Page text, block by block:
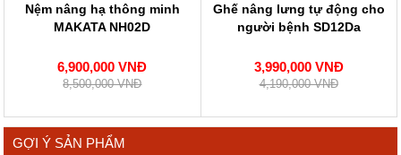
Nệm nâng hạ thông minh
MAKATA NH02D
6,900,000 VNĐ
8,500,000 VNĐ
Ghế nâng lưng tự động cho
người bệnh SD12Da
3,990,000 VNĐ
4,190,000 VNĐ
GỢI Ý SẢN PHẨM